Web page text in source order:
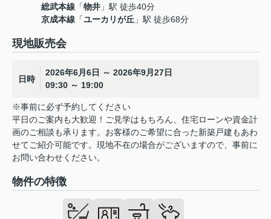
総武本線 「物井 」駅 徒歩40分
京成本線 「ユーカリが丘 」駅 徒歩68分
現地販売会
日時
2026年6月6日 ～ 2026年9月27日
09:30 ～ 19:00
※事前に必ず予約してください
平日のご案内も大歓迎！ご見学はもちろん、住宅ローンや資金計
画のご相談も承ります。お客様のご希望に合った新築戸建もあわ
せてご紹介可能です。現地不在の場合がございますので、事前に
お問い合わせください。
物件の特徴